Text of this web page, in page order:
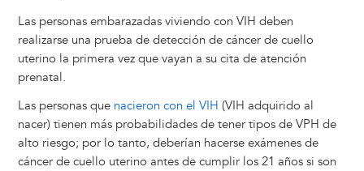
Las personas embarazadas viviendo con VIH deben
realizarse una prueba de detección de cáncer de cuello
uterino la primera vez que vayan a su cita de atención
prenatal.
Las personas que nacieron con el VIH (VIH adquirido al
nacer) tienen más probabilidades de tener tipos de VPH de
alto riesgo; por lo tanto, deberían hacerse exámenes de
cáncer de cuello uterino antes de cumplir los 21 años si son